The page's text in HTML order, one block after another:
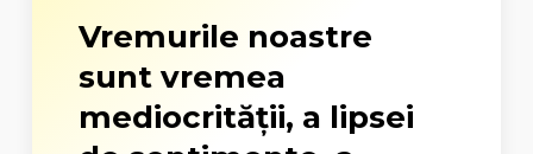
Vremurile noastre
sunt vremea
mediocrităţii, a lipsei